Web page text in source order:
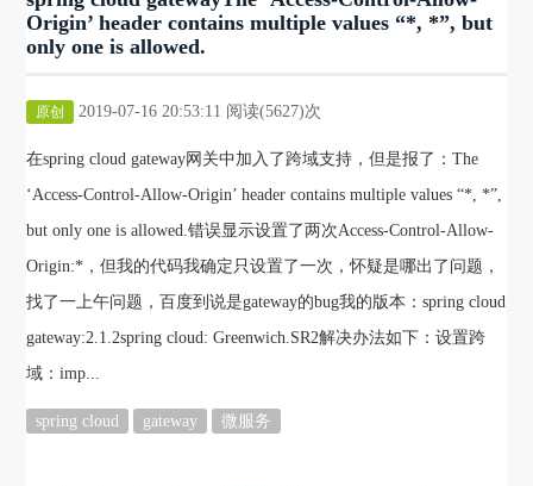
Origin’ header contains multiple values “*, *”, but
only one is allowed.
原创 2019-07-16 20:53:11 阅读(5627)次
在spring cloud gateway网关中加入了跨域支持，但是报了：The
‘Access-Control-Allow-Origin’ header contains multiple values “*, *”,
but only one is allowed.错误显示设置了两次Access-Control-Allow-
Origin:*，但我的代码我确定只设置了一次，怀疑是哪出了问题，
找了一上午问题，百度到说是gateway的bug我的版本：spring cloud
gateway:2.1.2spring cloud: Greenwich.SR2解决办法如下：设置跨
域：imp...
spring cloud gateway 微服务